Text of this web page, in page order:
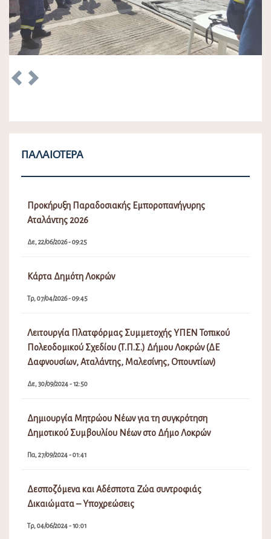
Previous
ΠΑΛΑΙΌΤΕΡΑ
Προκήρυξη Παραδοσιακής Εμποροπανήγυρης
Αταλάντης 2026
Δε, 22/06/2026 - 09:25
Κάρτα Δημότη Λοκρών
Τρ, 07/04/2026 - 09:45
Λειτουργία Πλατφόρμας Συμμετοχής ΥΠΕΝ Τοπικού
Πολεοδομικού Σχεδίου (Τ.Π.Σ.) Δήμου Λοκρών (ΔΕ
Δαφνουσίων, Αταλάντης, Μαλεσίνης, Οπουντίων)
Δε, 30/09/2024 - 12:50
Δημιουργία Μητρώου Νέων για τη συγκρότηση
Δημοτικού Συμβουλίου Νέων στο Δήμο Λοκρών
Πα, 27/09/2024 - 01:41
Δεσποζόμενα και Αδέσποτα Ζώα συντροφιάς
Δικαιώματα – Υποχρεώσεις
Τρ, 04/06/2024 - 10:01